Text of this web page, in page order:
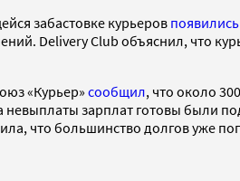
забастовке курьеров появились
Delivery Club объяснил, что
«Курьер» сообщил, что около
невыплаты зарплат готовы были
что большинство долгов уже